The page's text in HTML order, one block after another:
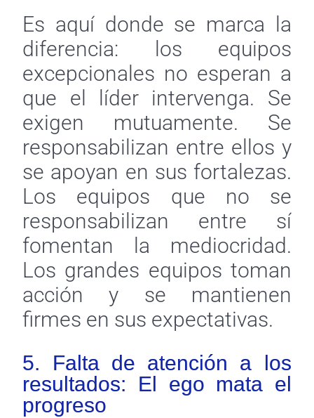
Es aquí donde se marca la
diferencia: los equipos
excepcionales no esperan a
que el líder intervenga. Se
exigen mutuamente. Se
responsabilizan entre ellos y
se apoyan en sus fortalezas.
Los equipos que no se
responsabilizan entre sí
fomentan la mediocridad.
Los grandes equipos toman
acción y se mantienen
firmes en sus expectativas.
5. Falta de atención a los
resultados: El ego mata el
progreso